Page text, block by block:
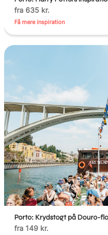
fra 635 kr.
Få mere inspiration
Porto: Krydstogt på Douro-
fra 149 kr.